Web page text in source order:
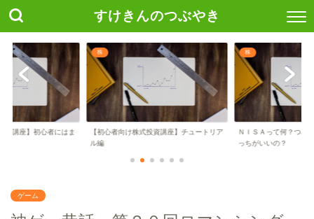
すけきんのつぶやき
資講座】初心者にはま
株
【初心者向け株式投資講座】チュートリア
ル編
株
ＮＩＳＡって何？つみ
っちがいいの？
ゲーム